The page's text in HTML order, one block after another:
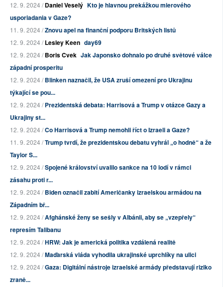
12. 9. 2024 /Daniel Veselý Kto je hlavnou prekážkou mierového
usporiadania v Gaze?
11. 9. 2024 /Znovu apel na finanční podporu Britských listů
12. 9. 2024 /Lesley Keen day69
12. 9. 2024 /Boris Cvek Jak Japonsko dohnalo po druhé světové válce
západní prosperitu
12. 9. 2024 /Blinken naznačil, že USA zruší omezení pro Ukrajinu
týkající se pou...
12. 9. 2024 /Prezidentská debata: Harrisová a Trump v otázce Gazy a
Ukrajiny st...
12. 9. 2024 /Co Harrisová a Trump nemohli říct o Izraeli a Gaze?
11. 9. 2024 /Trump tvrdí, že prezidentskou debatu vyhrál „o hodně“ a že
Taylor S...
12. 9. 2024 /Spojené království uvalilo sankce na 10 lodí v rámci
zásahu proti r...
12. 9. 2024 /Biden označil zabití Američanky izraelskou armádou na
Západním bř...
12. 9. 2024 /Afghánské ženy se sešly v Albánii, aby se „vzepřely“
represím Talibanu
12. 9. 2024 /HRW: Jak je americká politika vzdálená realitě
12. 9. 2024 /Maďarská vláda vyhodila ukrajinské uprchlíky na ulici
12. 9. 2024 /Gaza: Digitální nástroje izraelské armády představují riziko
zraně...